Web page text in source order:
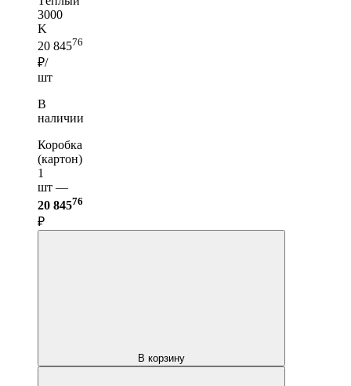
3000
K
20 84576
₽/
шт
В
наличии
Коробка
(картон)
1
шт —
20 84576
₽
В корзину